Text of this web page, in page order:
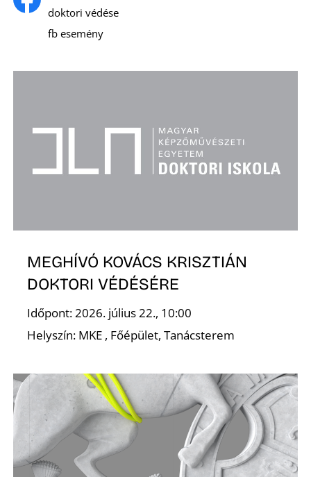
doktori védése
fb esemény
MEGHÍVÓ KOVÁCS KRISZTIÁN
DOKTORI VÉDÉSÉRE
Időpont: 2026. július 22., 10:00
Helyszín: MKE , Főépület, Tanácsterem